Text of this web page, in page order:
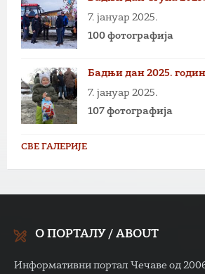
7. јануар 2025.
100 фотографија
Бадњи дан 2025.
7. јануар 2025.
107 фотографија
СВЕ ГАЛЕРИЈЕ
О ПОРТАЛУ / ABOUT
Информативни портал Чечаве од